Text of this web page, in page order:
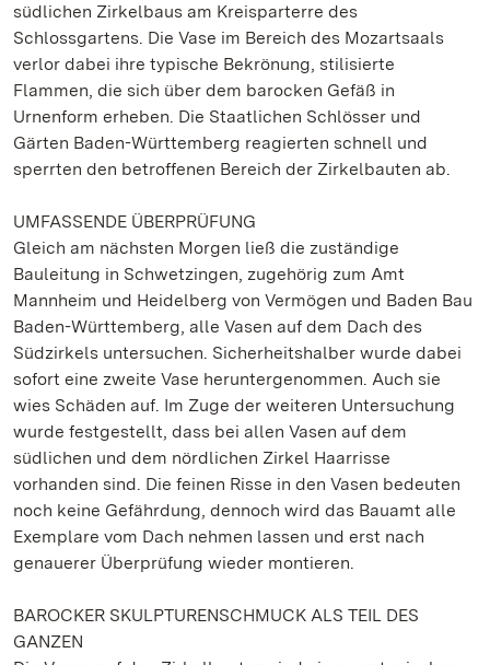
südlichen Zirkelbaus am Kreisparterre des
Schlossgartens. Die Vase im Bereich des Mozartsaals
verlor dabei ihre typische Bekrönung, stilisierte
Flammen, die sich über dem barocken Gefäß in
Urnenform erheben. Die Staatlichen Schlösser und
Gärten Baden-Württemberg reagierten schnell und
sperrten den betroffenen Bereich der Zirkelbauten ab.
UMFASSENDE ÜBERPRÜFUNG
Gleich am nächsten Morgen ließ die zuständige
Bauleitung in Schwetzingen, zugehörig zum Amt
Mannheim und Heidelberg von Vermögen und Baden Bau
Baden-Württemberg, alle Vasen auf dem Dach des
Südzirkels untersuchen. Sicherheitshalber wurde dabei
sofort eine zweite Vase heruntergenommen. Auch sie
wies Schäden auf. Im Zuge der weiteren Untersuchung
wurde festgestellt, dass bei allen Vasen auf dem
südlichen und dem nördlichen Zirkel Haarrisse
vorhanden sind. Die feinen Risse in den Vasen bedeuten
noch keine Gefährdung, dennoch wird das Bauamt alle
Exemplare vom Dach nehmen lassen und erst nach
genauerer Überprüfung wieder montieren.
BAROCKER SKULPTURENSCHMUCK ALS TEIL DES
GANZEN